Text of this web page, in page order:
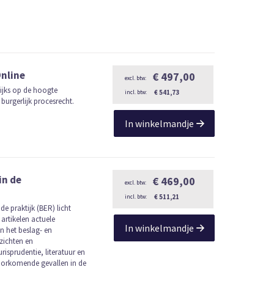
op de hoogte
procesrecht.
€ 497,00
€ 541,73
In winkelmandje
de
praktijk (BER) licht
actuele
het beslag- en
en
literatuur en
gevallen in de
€ 469,00
€ 511,21
In winkelmandje